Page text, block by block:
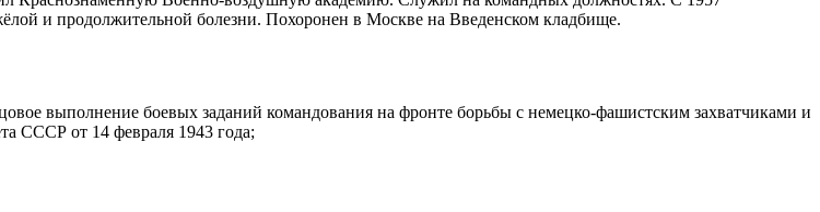
и продолжительной болезни. Похоронен в Москве на Введенском кладбище.
выполнение боевых заданий командования на фронте борьбы с немецко-фашистским захватчиками и
СССР от 14 февраля 1943 года;